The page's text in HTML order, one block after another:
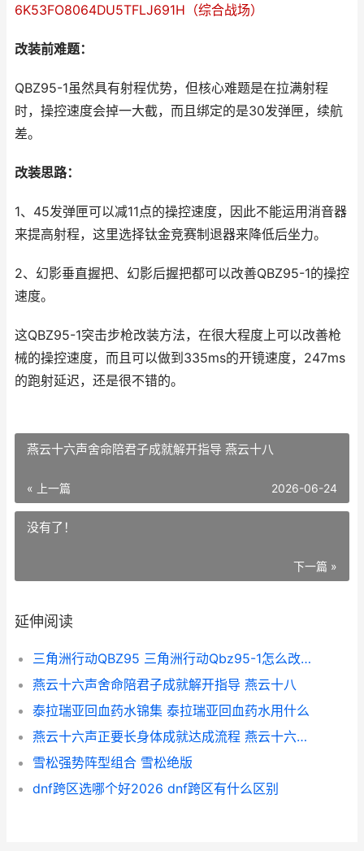
6K53FO8064DU5TFLJ691H（综合战场）
改装前难题：
QBZ95-1虽然具有射程优势，但核心难题是在拉满射程
时，操控速度会掉一大截，而且绑定的是30发弹匣，续航
差。
改装思路：
1、45发弹匣可以减11点的操控速度，因此不能运用消音器
来提高射程，这里选择钛金竞赛制退器来降低后坐力。
2、幻影垂直握把、幻影后握把都可以改善QBZ95-1的操控
速度。
这QBZ95-1突击步枪改装方法，在很大程度上可以改善枪
械的操控速度，而且可以做到335ms的开镜速度，247ms
的跑射延迟，还是很不错的。
燕云十六声舍命陪君子成就解开指导 燕云十八
« 上一篇 2026-06-24
没有了！
下一篇 »
延伸阅读
三角洲行动QBZ95 三角洲行动Qbz95-1怎么改才最好用
燕云十六声舍命陪君子成就解开指导 燕云十八
泰拉瑞亚回血药水锦集 泰拉瑞亚回血药水用什么
燕云十六声正要长身体成就达成流程 燕云十六州 古诗
雪松强势阵型组合 雪松绝版
dnf跨区选哪个好2026 dnf跨区有什么区别